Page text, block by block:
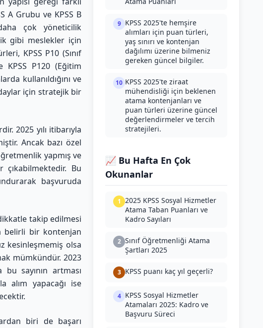
A Grubu ve KPSS B
çok yöneticilik
gibi meslekler için
KPSS P10 (Sınıf
KPSS P120 (Eğitim
kullanıldığını ve
için stratejik bir
2025 yılı itibarıyla
Ancak bazı özel
yapmış ve
çıkabilmektedir. Bu
başvuruda
takip edilmesi
belirli bir kontenjan
kesinleşmemiş olsa
mümkündür. 2023
bu sayının artması
alım yapacağı ise
biri de başarı
9 KPSS 2025'te hemşire
alımları için puan türleri,
yaş sınırı ve kontenjan
dağılımı üzerine bilmeniz
gereken güncel bilgiler.
10 KPSS 2025'te ziraat
mühendisliği için beklenen
atama kontenjanları ve
puan türleri üzerine güncel
değerlendirmeler ve tercih
stratejileri.
📈 Bu Hafta En Çok
Okunanlar
1 2025 KPSS Sosyal Hizmetler
Atama Taban Puanları ve
Kadro Sayıları
2 Sınıf Öğretmenliği Atama
Şartları 2025
3 KPSS puanı kaç yıl geçerli?
4 KPSS Sosyal Hizmetler
Atamaları 2025: Kadro ve
Başvuru Süreci